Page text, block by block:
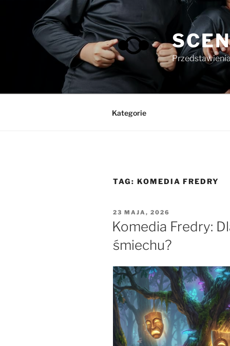
Kategorie
TAG: KOMEDIA FREDRY
OPUBLIKOWANE
W
23 MAJA, 2026
Komedia Fredry:
śmiechu?